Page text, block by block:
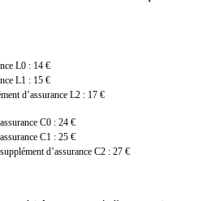
L0 : 14 €
L1 : 15 €
d’assurance L2 : 17 €
C0 : 24 €
C1 : 25 €
d’assurance C2 : 27 €